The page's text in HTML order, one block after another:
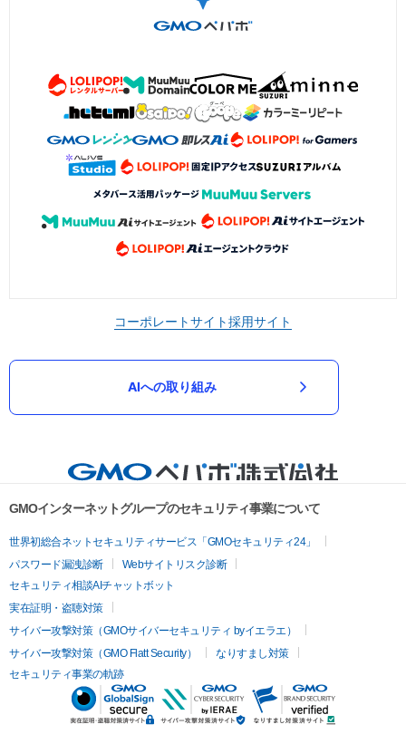
コーポレートサイト採用サイト
AIへの取り組み
GMOインターネットグループのセキュリティ事業について
世界初総合ネットセキュリティサービス「GMOセキュリティ24」
パスワード漏洩診断
Webサイトリスク診断
セキュリティ相談AIチャットボット
実在証明・盗聴対策
サイバー攻撃対策（GMOサイバーセキュリティ byイエラエ）
サイバー攻撃対策（GMO Flatt Security）
なりすまし対策
セキュリティ事業の軌跡